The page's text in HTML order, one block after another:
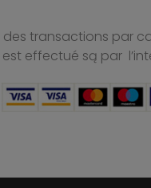
des transactions par
effectué są par